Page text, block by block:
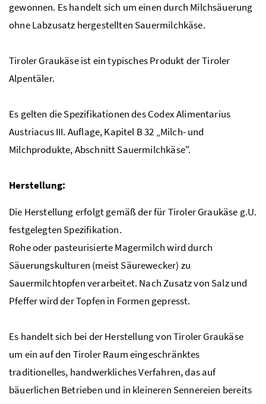
gewonnen. Es handelt sich um einen durch Milchsäuerung
ohne Labzusatz hergestellten Sauermilchkäse.
Tiroler Graukäse ist ein typisches Produkt der Tiroler
Alpentäler.
Es gelten die Spezifikationen des Codex Alimentarius
Austriacus III. Auflage, Kapitel В 32 „Milch- und
Milchprodukte, Abschnitt Sauermilchkäse".
Herstellung:
Die Herstellung erfolgt gemäß der für Tiroler Graukäse g.U.
festgelegten Spezifikation.
Rohe oder pasteurisierte Magermilch wird durch
Säuerungskulturen (meist Säurewecker) zu
Sauermilchtopfen verarbeitet. Nach Zusatz von Salz und
Pfeffer wird der Topfen in Formen gepresst.
Es handelt sich bei der Herstellung von Tiroler Graukäse
um ein auf den Tiroler Raum eingeschränktes
traditionelles, handwerkliches Verfahren, das auf
bäuerlichen Betrieben und in kleineren Sennereien bereits